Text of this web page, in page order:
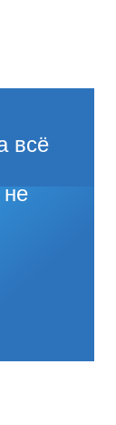
всё